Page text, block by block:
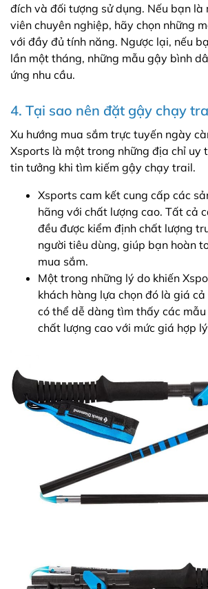
đích và đối tượng sử dụng. Nếu bạn là
viên chuyên nghiệp, hãy chọn những
với đầy đủ tính năng. Ngược lại, nếu
lần một tháng, những mẫu gậy bình
ứng nhu cầu.
4. Tại sao nên đặt gậy chạy
Xu hướng mua sắm trực tuyến ngày
Xsports là một trong những địa chỉ uy
tin tưởng khi tìm kiếm gậy chạy trail.
Xsports cam kết cung cấp các
hãng với chất lượng cao. Tất cả
đều được kiểm định chất lượng
người tiêu dùng, giúp bạn hoàn
mua sắm.
Một trong những lý do khiến
khách hàng lựa chọn đó là giá
có thể dễ dàng tìm thấy các
chất lượng cao với mức giá hợp